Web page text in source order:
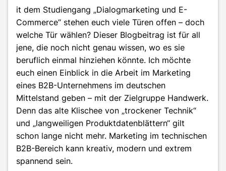
it dem Studiengang „Dialogmarketing und E-
Commerce“ stehen euch viele Türen offen – doch
welche Tür wählen? Dieser Blogbeitrag ist für all
jene, die noch nicht genau wissen, wo es sie
beruflich einmal hinziehen könnte. Ich möchte
euch einen Einblick in die Arbeit im Marketing
eines B2B-Unternehmens im deutschen
Mittelstand geben – mit der Zielgruppe Handwerk.
Denn das alte Klischee von „trockener Technik“
und „langweiligen Produktdatenblättern“ gilt
schon lange nicht mehr. Marketing im technischen
B2B-Bereich kann kreativ, modern und extrem
spannend sein.